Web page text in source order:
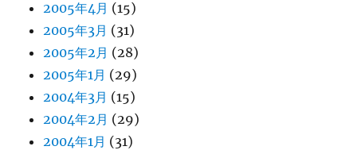
2005年4月 (15)
2005年3月 (31)
2005年2月 (28)
2005年1月 (29)
2004年3月 (15)
2004年2月 (29)
2004年1月 (31)